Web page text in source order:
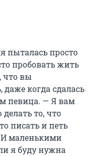
пыталась просто
пробовать жить
что вы
когда сдалась
певица. — Я вам
то, что
писать и петь
И маленькими
я буду нужна